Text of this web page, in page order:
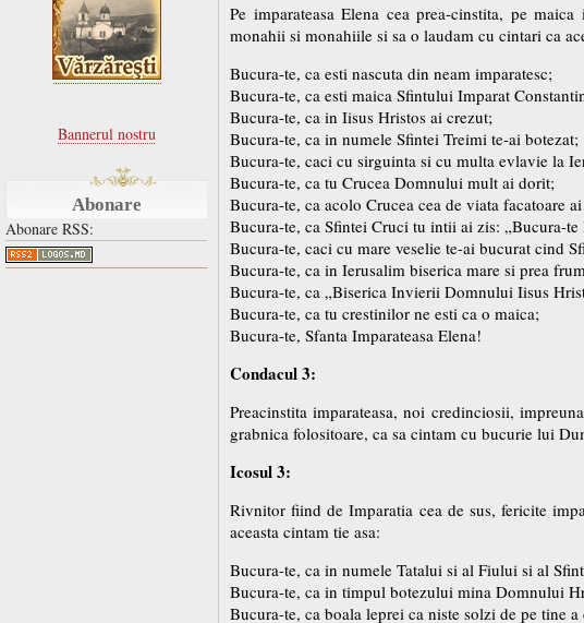
Bannerul nostru
Abonare
Abonare RSS:
Pe imparateasa Elena cea prea-cinstita, pe
monahii si monahiile si sa o laudam cu cintari ca
Bucura-te, ca esti nascuta din neam imparatesc;
Bucura-te, ca esti maica Sfintului Imparat
Bucura-te, ca in Iisus Hristos ai crezut;
Bucura-te, ca in numele Sfintei Treimi te-ai botezat;
Bucura-te, caci cu sirguinta si cu multa evlavie la
Bucura-te, ca tu Crucea Domnului mult ai dorit;
Bucura-te, ca acolo Crucea cea de viata facatoare
Bucura-te, ca Sfintei Cruci tu intii ai zis: „Bucura-te
Bucura-te, caci cu mare veselie te-ai bucurat cind
Bucura-te, ca in Ierusalim biserica mare si prea
Bucura-te, ca „Biserica Invierii Domnului Iisus
Bucura-te, ca tu crestinilor ne esti ca o maica;
Bucura-te, Sfanta Imparateasa Elena!
Condacul 3:
Preacinstita imparateasa, noi credinciosii,
grabnica folositoare, ca sa cintam cu bucurie lui
Icosul 3:
Rivnitor fiind de Imparatia cea de sus, fericite
aceasta cintam tie asa:
Bucura-te, ca in numele Tatalui si al Fiului si al
Bucura-te, ca in timpul botezului mina Domnului
Bucura-te, ca boala leprei ca niste solzi de pe tine a